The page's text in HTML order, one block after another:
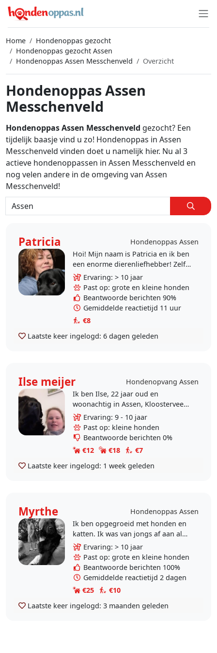
Home
Hondenoppas gezocht
Hondenoppas gezocht Assen
Hondenoppas Assen Messchenveld
Overzicht
Hondenoppas Assen
Messchenveld
Hondenoppas Assen Messchenveld gezocht? Een
tijdelijk baasje vind u zo! Hondenoppas in Assen
Messchenveld vinden doet u namelijk hier. Nu al 3
actieve hondenoppassen in Assen Messchenveld en
nog velen andere in de omgeving van Assen
Messchenveld!
Patricia
Hondenoppas Assen
Hoi! Mijn naam is Patricia en ik ben
een enorme dierenliefhebber! Zelf
hebben wij altijd dieren gehad,
waaronder
katten,honden,vissen,en diverse..
Ervaring: > 10 jaar
Past op: grote en kleine honden
Beantwoorde berichten 90%
Gemiddelde reactietijd 11 uur
€8
Laatste keer ingelogd: 6 dagen geleden
Ilse meijer
Hondenopvang Assen
Ik ben Ilse, 22 jaar oud en
woonachtig in Assen, Kloosterveen.
Ik kan mij goed aanpassen aan de
behoefte van uw hond en de
afspraken die ik met u..
Ervaring: 9 - 10 jaar
Past op: kleine honden
Beantwoorde berichten 0%
€12
€18
€7
Laatste keer ingelogd: 1 week geleden
Myrthe
Hondenoppas Assen
Ik ben opgegroeid met honden en
katten. Ik was van jongs af aan al
verliefd op dieren. Zo verliefd dat ik
zelfs hamsters ging verzorgen en
nu heb ik..
Ervaring: > 10 jaar
Past op: grote en kleine honden
Beantwoorde berichten 100%
Gemiddelde reactietijd 2 dagen
€25
€10
Laatste keer ingelogd: 3 maanden geleden